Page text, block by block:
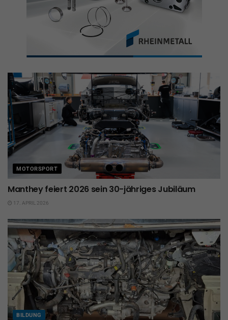
MOTORSPORT
Manthey feiert 2026 sein 30-jähriges Jubiläum
17. APRIL 2026
BILDUNG